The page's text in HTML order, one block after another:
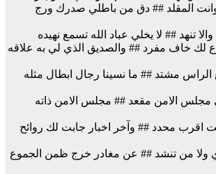
المقلد ## دق من باطلي صدرك ورج
تنهد ## لا يخلي عباد الله تسمع نهيده
لك خاف مفرد ## والصديق الذي لي به علاقه
الراس مشتد ## ما نسينا رجال ابطال مثله
الامن مقعد ## مجلس الامن ذاته
اقرب محدد ## وآخر اخبار جابت لك روائح
ولا من تنشد ## عن مغادر خرج ظمن الجموع